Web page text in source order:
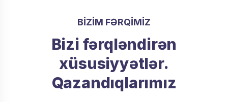
BIZIM FƏRQIMIZ
Bizi fərqləndirən
xüsusiyyətlər.
Qazandıqlarımız